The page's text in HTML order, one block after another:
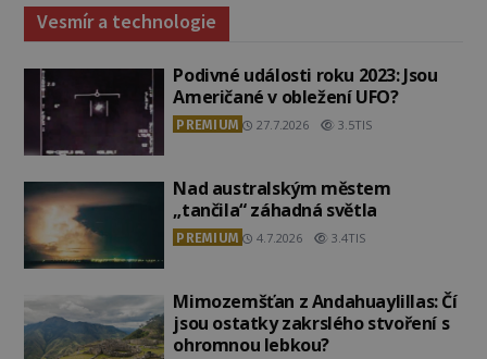
Vesmír a technologie
Podivné události roku 2023: Jsou
Američané v obležení UFO?
PREMIUM 27.7.2026 3.5TIS
Nad australským městem
„tančila“ záhadná světla
PREMIUM 4.7.2026 3.4TIS
Mimozemšťan z Andahuaylillas: Čí
jsou ostatky zakrslého stvoření s
ohromnou lebkou?